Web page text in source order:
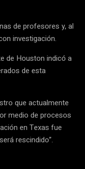
de profesores y, al
investigación.
de Houston indicó a
de esta
que actualmente
medio de procesos
en Texas fue
rescindido”.